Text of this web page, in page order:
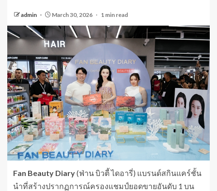
admin March 30, 2026 1 min read
Fan Beauty Diary(ฟ่าน บิวตี้ ไดอารี่) แบรนด์สกินแคร์ชั้น
นำที่สร้างปรากฏการณ์ครองแชมป์ยอดขายอันดับ 1 บน